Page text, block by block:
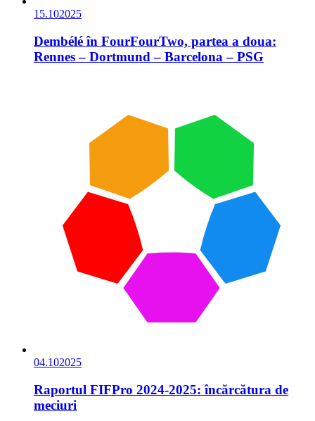
15.102025
Dembélé în FourFourTwo, partea a doua:
Rennes – Dortmund – Barcelona – PSG
04.102025
Raportul FIFPro 2024-2025: încărcătura de
meciuri